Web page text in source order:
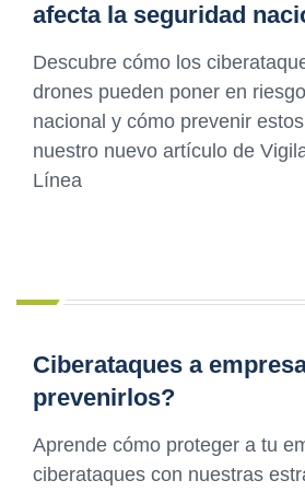
afecta la seguridad
Descubre cómo los
drones pueden poner en
nacional y cómo prevenir
nuestro nuevo artículo de
Línea
Ciberataques a
prevenirlos?
Aprende cómo proteger a tu
ciberataques con nuestras